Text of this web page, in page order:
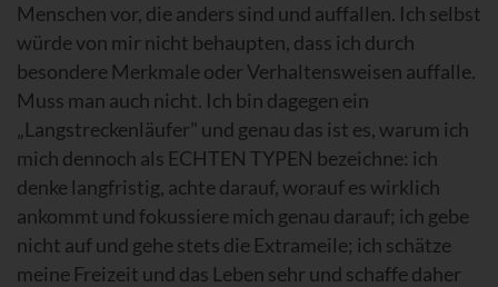
Menschen vor, die anders sind und auffallen. Ich selbst
würde von mir nicht behaupten, dass ich durch
besondere Merkmale oder Verhaltensweisen auffalle.
Muss man auch nicht. Ich bin dagegen ein
„Langstreckenläufer" und genau das ist es, warum ich
mich dennoch als ECHTEN TYPEN bezeichne: ich
denke langfristig, achte darauf, worauf es wirklich
ankommt und fokussiere mich genau darauf; ich gebe
nicht auf und gehe stets die Extrameile; ich schätze
meine Freizeit und das Leben sehr und schaffe daher